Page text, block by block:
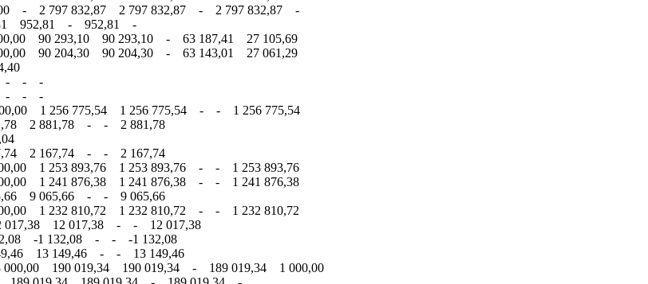
- 2 797 832,87 2 797 832,87 - 2 797 832,87 -
952,81 - 952,81 -
90 293,10 90 293,10 - 63 187,41 27 105,69
90 204,30 90 204,30 - 63 143,01 27 061,29
- - - -
- - - -
1 256 775,54 1 256 775,54 - - 1 256 775,54
2 881,78 - - 2 881,78
2 167,74 - - 2 167,74
1 253 893,76 1 253 893,76 - - 1 253 893,76
1 241 876,38 1 241 876,38 - - 1 241 876,38
9 065,66 - - 9 065,66
1 232 810,72 1 232 810,72 - - 1 232 810,72
017,38 12 017,38 - - 12 017,38
-1 132,08 - - -1 132,08
13 149,46 - - 13 149,46
190 019,34 190 019,34 - 189 019,34 1 000,00